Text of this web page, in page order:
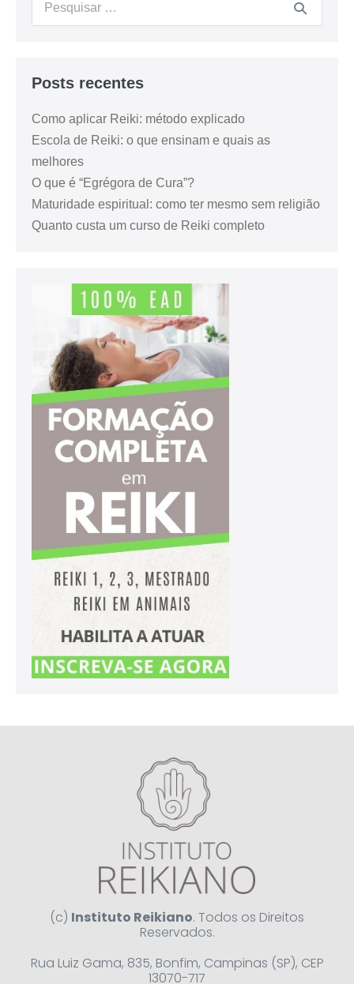
Posts recentes
Como aplicar Reiki: método explicado
Escola de Reiki: o que ensinam e quais as
melhores
O que é “Egrégora de Cura”?
Maturidade espiritual: como ter mesmo sem religião
Quanto custa um curso de Reiki completo
(c) Instituto Reikiano. Todos os Direitos
Reservados.
Rua Luiz Gama, 835, Bonfim, Campinas (SP), CEP
13070-717